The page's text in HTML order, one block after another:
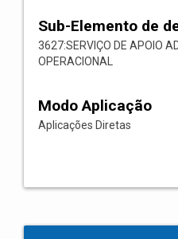
Sub-Elemento de
3627:SERVIÇO DE APOIO
OPERACIONAL
Modo Aplicação
Aplicações Diretas